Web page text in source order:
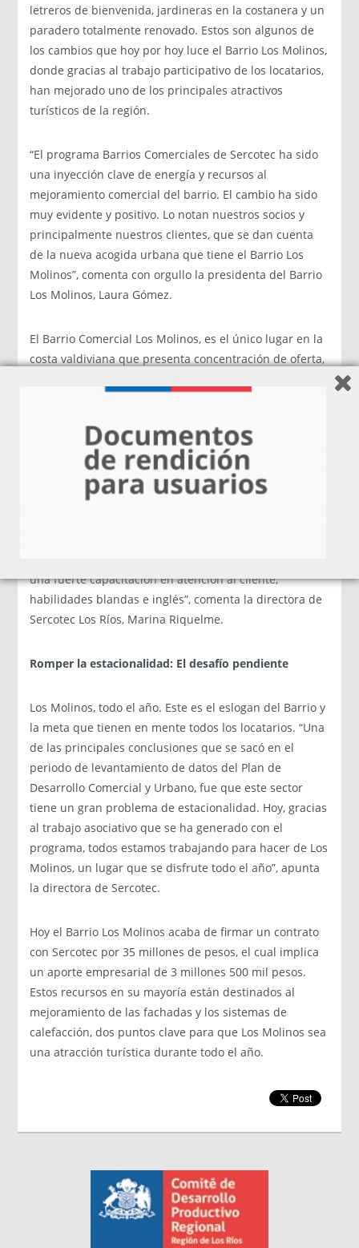
letreros de bienvenida, jardineras en la costanera y un
paradero totalmente renovado. Estos son algunos de
los cambios que hoy por hoy luce el Barrio Los Molinos,
donde gracias al trabajo participativo de los locatarios,
han mejorado uno de los principales atractivos
turísticos de la región.
“El programa Barrios Comerciales de Sercotec ha sido
una inyección clave de energía y recursos al
mejoramiento comercial del barrio. El cambio ha sido
muy evidente y positivo. Lo notan nuestros socios y
principalmente nuestros clientes, que se dan cuenta
de la nueva acogida urbana que tiene el Barrio Los
Molinos”, comenta con orgullo la presidenta del Barrio
Los Molinos, Laura Gómez.
El Barrio Comercial Los Molinos, es el único lugar en la
costa valdiviana que presenta concentración de oferta,
esfuerzo de los empresarios en conjunto con Sercotec,
también ha estado centrado en el mejoramiento de la
calidad del servicio que se ofrece. “El programa no sólo
contempla una inversión en el mejoramiento del
una fuerte capacitación en atención al cliente,
habilidades blandas e inglés”, comenta la directora de
Sercotec Los Ríos, Marina Riquelme.
Romper la estacionalidad: El desafío pendiente
Los Molinos, todo el año. Este es el eslogan del Barrio y
la meta que tienen en mente todos los locatarios. “Una
de las principales conclusiones que se sacó en el
periodo de levantamiento de datos del Plan de
Desarrollo Comercial y Urbano, fue que este sector
tiene un gran problema de estacionalidad. Hoy, gracias
al trabajo asociativo que se ha generado con el
programa, todos estamos trabajando para hacer de Los
Molinos, un lugar que se disfrute todo el año”, apunta
la directora de Sercotec.
Hoy el Barrio Los Molinos acaba de firmar un contrato
con Sercotec por 35 millones de pesos, el cual implica
un aporte empresarial de 3 millones 500 mil pesos.
Estos recursos en su mayoría están destinados al
mejoramiento de las fachadas y los sistemas de
calefacción, dos puntos clave para que Los Molinos sea
una atracción turística durante todo el año.